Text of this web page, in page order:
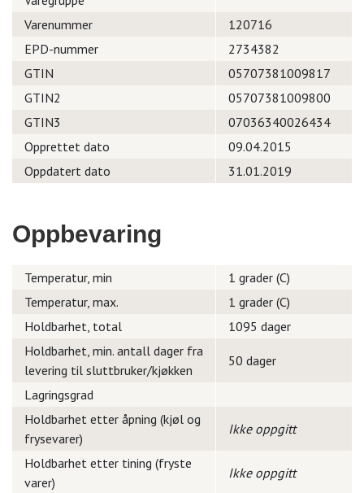
Varenummer
120716
EPD-nummer
2734382
GTIN
05707381009817
GTIN2
05707381009800
GTIN3
07036340026434
Opprettet dato
09.04.2015
Oppdatert dato
31.01.2019
Oppbevaring
Temperatur, min
1 grader (C)
Temperatur, max.
1 grader (C)
Holdbarhet, total
1095 dager
Holdbarhet, min. antall dager fra
levering til sluttbruker/kjøkken
50 dager
Lagringsgrad
Holdbarhet etter åpning (kjøl og
frysevarer)
Ikke oppgitt
Holdbarhet etter tining (fryste
varer)
Ikke oppgitt